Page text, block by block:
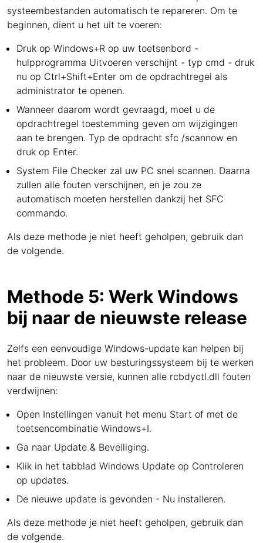
systeembestanden automatisch te repareren. Om te
beginnen, dient u het uit te voeren:
Druk op Windows+R op uw toetsenbord -
hulpprogramma Uitvoeren verschijnt - typ cmd - druk
nu op Ctrl+Shift+Enter om de opdrachtregel als
administrator te openen.
Wanneer daarom wordt gevraagd, moet u de
opdrachtregel toestemming geven om wijzigingen
aan te brengen. Typ de opdracht sfc /scannow en
druk op Enter.
System File Checker zal uw PC snel scannen. Daarna
zullen alle fouten verschijnen, en je zou ze
automatisch moeten herstellen dankzij het SFC
commando.
Als deze methode je niet heeft geholpen, gebruik dan
de volgende.
Methode 5: Werk Windows
bij naar de nieuwste release
Zelfs een eenvoudige Windows-update kan helpen bij
het probleem. Door uw besturingssysteem bij te werken
naar de nieuwste versie, kunnen alle rcbdyctl.dll fouten
verdwijnen:
Open Instellingen vanuit het menu Start of met de
toetsencombinatie Windows+I.
Ga naar Update & Beveiliging.
Klik in het tabblad Windows Update op Controleren
op updates.
De nieuwe update is gevonden - Nu installeren.
Als deze methode je niet heeft geholpen, gebruik dan
de volgende.